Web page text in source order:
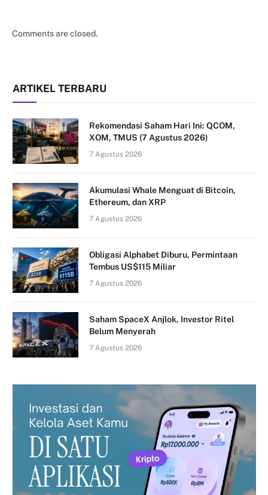
Comments are closed.
ARTIKEL TERBARU
Rekomendasi Saham Hari Ini: QCOM,
XOM, TMUS (7 Agustus 2026)
7 Agustus 2026
Akumulasi Whale Menguat di Bitcoin,
Ethereum, dan XRP
7 Agustus 2026
Obligasi Alphabet Diburu, Permintaan
Tembus US$115 Miliar
7 Agustus 2026
Saham SpaceX Anjlok, Investor Ritel
Belum Menyerah
7 Agustus 2026